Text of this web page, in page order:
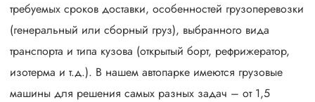
требуемых сроков доставки, особенностей грузоперевозки
(генеральный или сборный груз), выбранного вида
транспорта и типа кузова (открытый борт, рефрижератор,
изотерма и т.д.). В нашем автопарке имеются грузовые
машины для решения самых разных задач – от 1,5